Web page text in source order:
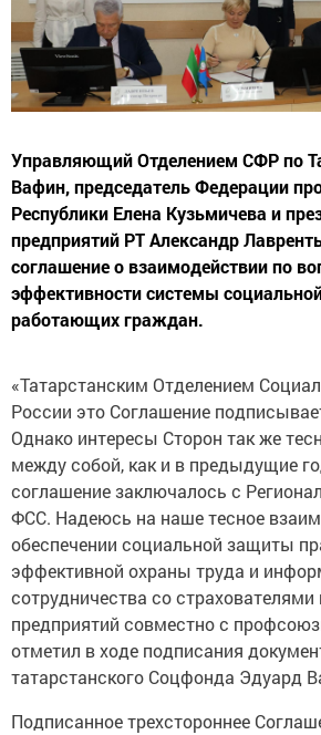
Управляющий Отделением СФР по
Вафин, председатель Федерации
Республики Елена Кузьмичева и
предприятий РТ Александр
соглашение о взаимодействии по
эффективности системы
работающих граждан.
«Татарстанским Отделением
России это Соглашение
Однако интересы Сторон так же
между собой, как и в предыдущие
соглашение заключалось с
ФСС. Надеюсь на наше тесное
обеспечении социальной защиты
эффективной охраны труда и
сотрудничества со
предприятий совместно с
отметил в ходе подписания
татарстанского Соцфонда Эдуард
Подписанное трехстороннее